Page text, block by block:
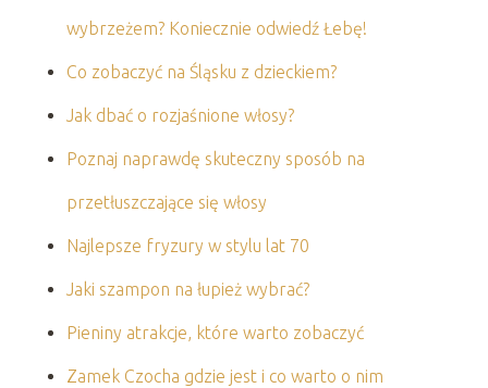
wybrzeżem? Koniecznie odwiedź Łebę!
Co zobaczyć na Śląsku z dzieckiem?
Jak dbać o rozjaśnione włosy?
Poznaj naprawdę skuteczny sposób na
przetłuszczające się włosy
Najlepsze fryzury w stylu lat 70
Jaki szampon na łupież wybrać?
Pieniny atrakcje, które warto zobaczyć
Zamek Czocha gdzie jest i co warto o nim